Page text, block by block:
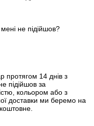
звіти
не підійшов?
протягом 14 днів з
підійшов за
кольором або з
доставки ми беремо на